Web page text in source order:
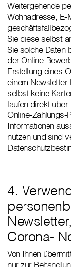
Weitergehende
Wohnadresse, E-
Sie diese selbst
Sie solche Daten
der Online-
Erstellung eines
einem Newsletter
selbst keine
laufen direkt über
Online-Zahlungs-
Informationen
nutzen und sind
4.
Corona-
Von Ihnen
nur zur